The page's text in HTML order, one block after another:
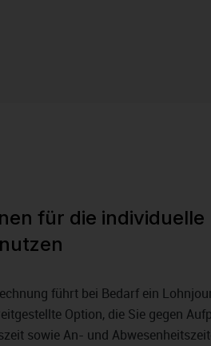
für die individuelle
führt bei Bedarf ein
Option, die Sie gegen
sowie An- und